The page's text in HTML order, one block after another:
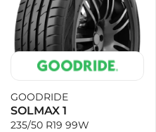
GOODRIDE
SOLMAX 1
235/50 R19 99W